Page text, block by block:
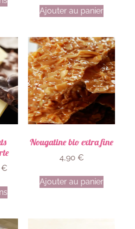
Ajouter au panier
€
Nougatine bio extra fine
4,90 €
Ajouter au panier